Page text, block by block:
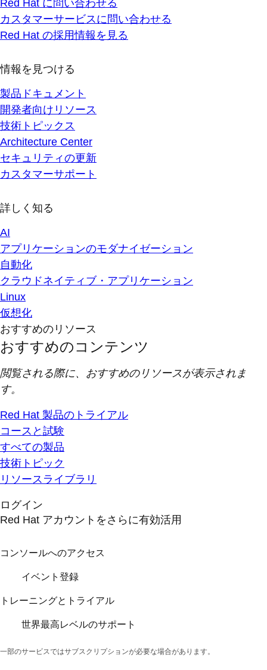
Red Hat に問い合わせる
カスタマーサービスに問い合わせる
Red Hat の採用情報を見る
情報を見つける
製品ドキュメント
開発者向けリソース
技術トピックス
Architecture Center
セキュリティの更新
カスタマーサポート
詳しく知る
AI
アプリケーションのモダナイゼーション
自動化
クラウドネイティブ・アプリケーション
Linux
仮想化
おすすめのリソース
おすすめのコンテンツ
閲覧される際に、おすすめのリソースが表示されま
す。
Red Hat 製品のトライアル
コースと試験
すべての製品
技術トピック
リソースライブラリ
ログイン
Red Hat アカウントをさらに有効活用
コンソールへのアクセス
イベント登録
トレーニングとトライアル
世界最高レベルのサポート
一部のサービスではサブスクリプションが必要な場合があります。